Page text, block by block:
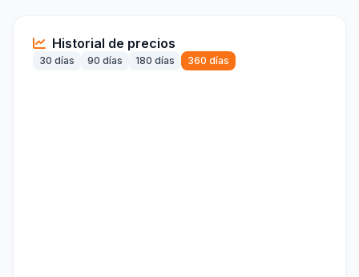
Historial de precios
30 días 90 días 180 días 360 días